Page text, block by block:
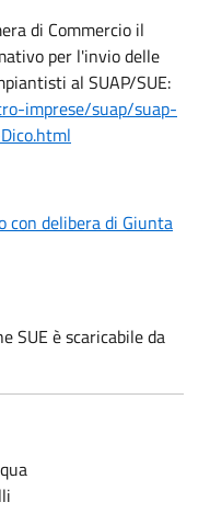
di Commercio il
per l'invio delle
al SUAP/SUE:
imprese/suap/suap-
con delibera di Giunta
SUE è scaricabile da